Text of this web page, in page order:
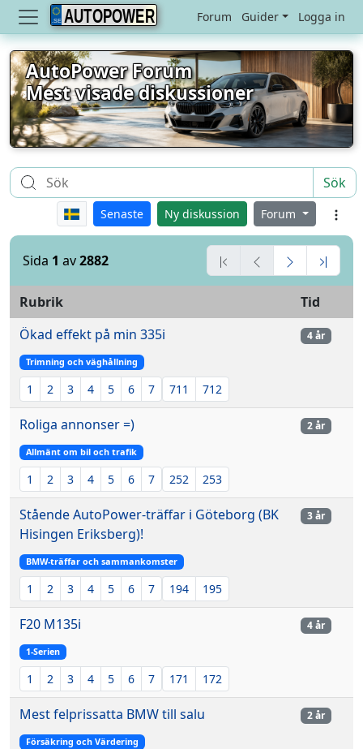
AUTOPOWER Forum Guider Logga in
AutoPower Forum
Mest visade diskussioner
Sök
Senaste Ny diskussion Forum
Sida 1 av2882
Rubrik
Tid
Ökad effekt på min 335i
Trimning och väghållning
1 2 3 4 5 6 7 711 712
4 år
Roliga annonser =)
Allmänt om bil och trafik
1 2 3 4 5 6 7 252 253
2 år
Stående AutoPower-träffar i Göteborg (BK
Hisingen Eriksberg)!
BMW-träffar och sammankomster
1 2 3 4 5 6 7 194 195
3 år
F20 M135i
1-Serien
1 2 3 4 5 6 7 171 172
4 år
Mest felprissatta BMW till salu
Försäkring och Värdering
2 år